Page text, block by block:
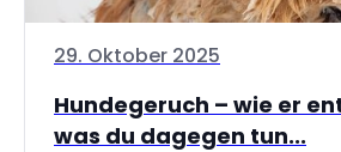
29. Oktober 2025
Hundegeruch – wie er
was du dagegen tun...